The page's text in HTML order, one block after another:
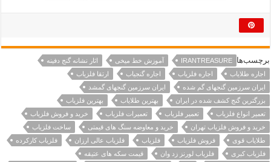
برچسب‌ها IRANTREASURE آموزش خط میخی
اثار نشانه گنج دفینه
اجاره طلایاب
اجاره فلزیاب اجاره گنجیاب
ارتقا فلزیاب
ایران سرزمین گنجهای گم شده
ایران سرزمین گنجهای گمشد
بزرگترین گنج کشف شده در ایران
بهترین طلایاب
بهترین فلزیاب
تعمیر انواع فلزیاب
تعمیر فلزیاب تعمیرات فلزیاب
خرید و فروش فلزیاب
خرید و فروش فلزیاب تهران
خرید و معاوضه سنگ های قیمتی
ساخت فلزیاب
طلایاب قوی
فروش فلزیاب فلزیاب فلزیاب عالی ارزان
فلزیاب کارکرده
فلزیاب کبری
فلزیاب لورنز زد وان
قیمت سکه های عتیقه